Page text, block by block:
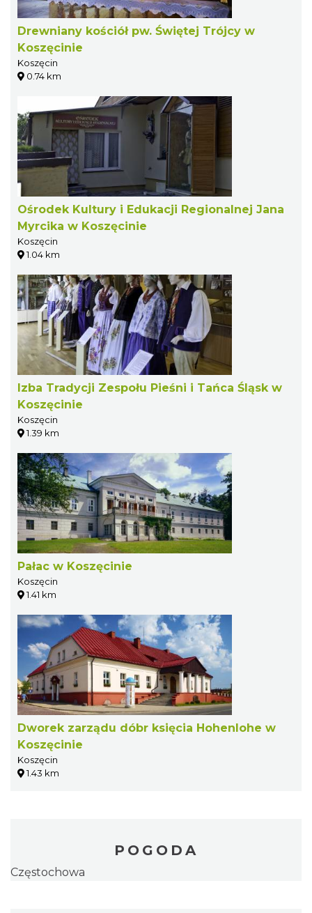
Drewniany kościół pw. Świętej Trójcy w
Koszęcinie
Koszęcin
0.74 km
Ośrodek Kultury i Edukacji Regionalnej Jana
Myrcika w Koszęcinie
Koszęcin
1.04 km
Izba Tradycji Zespołu Pieśni i Tańca Śląsk w
Koszęcinie
Koszęcin
1.39 km
Pałac w Koszęcinie
Koszęcin
1.41 km
Dworek zarządu dóbr księcia Hohenlohe w
Koszęcinie
Koszęcin
1.43 km
POGODA
Częstochowa